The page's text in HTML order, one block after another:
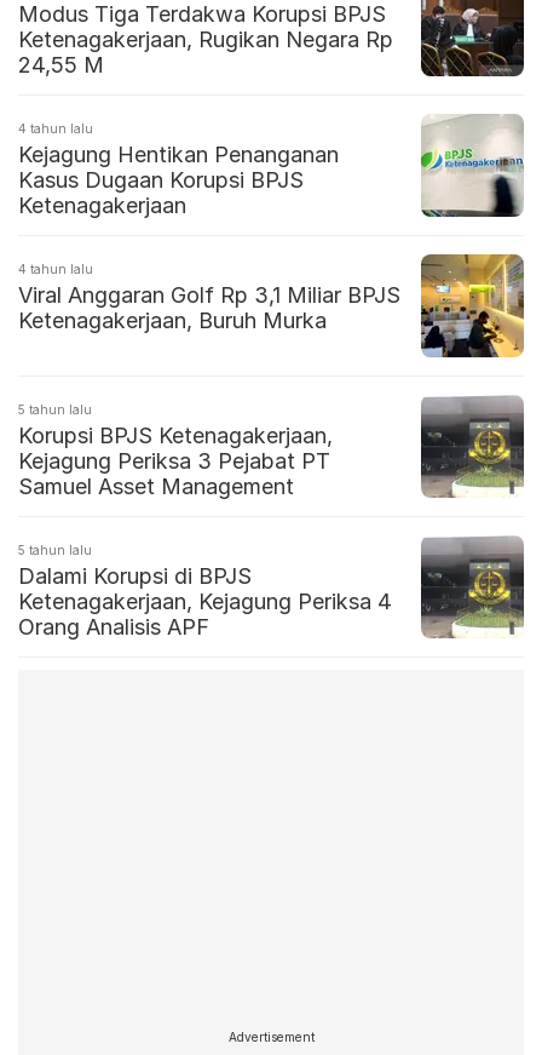
Modus Tiga Terdakwa Korupsi BPJS
Ketenagakerjaan, Rugikan Negara Rp
24,55 M
4 tahun lalu
Kejagung Hentikan Penanganan
Kasus Dugaan Korupsi BPJS
Ketenagakerjaan
4 tahun lalu
Viral Anggaran Golf Rp 3,1 Miliar BPJS
Ketenagakerjaan, Buruh Murka
5 tahun lalu
Korupsi BPJS Ketenagakerjaan,
Kejagung Periksa 3 Pejabat PT
Samuel Asset Management
5 tahun lalu
Dalami Korupsi di BPJS
Ketenagakerjaan, Kejagung Periksa 4
Orang Analisis APF
Advertisement